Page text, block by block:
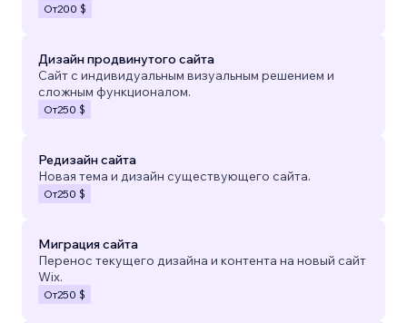
От200 $
Дизайн продвинутого сайта
Сайт с индивидуальным визуальным решением и
сложным функционалом.
От250 $
Редизайн сайта
Новая тема и дизайн существующего сайта.
От250 $
Миграция сайта
Перенос текущего дизайна и контента на новый сайт
Wix.
От250 $